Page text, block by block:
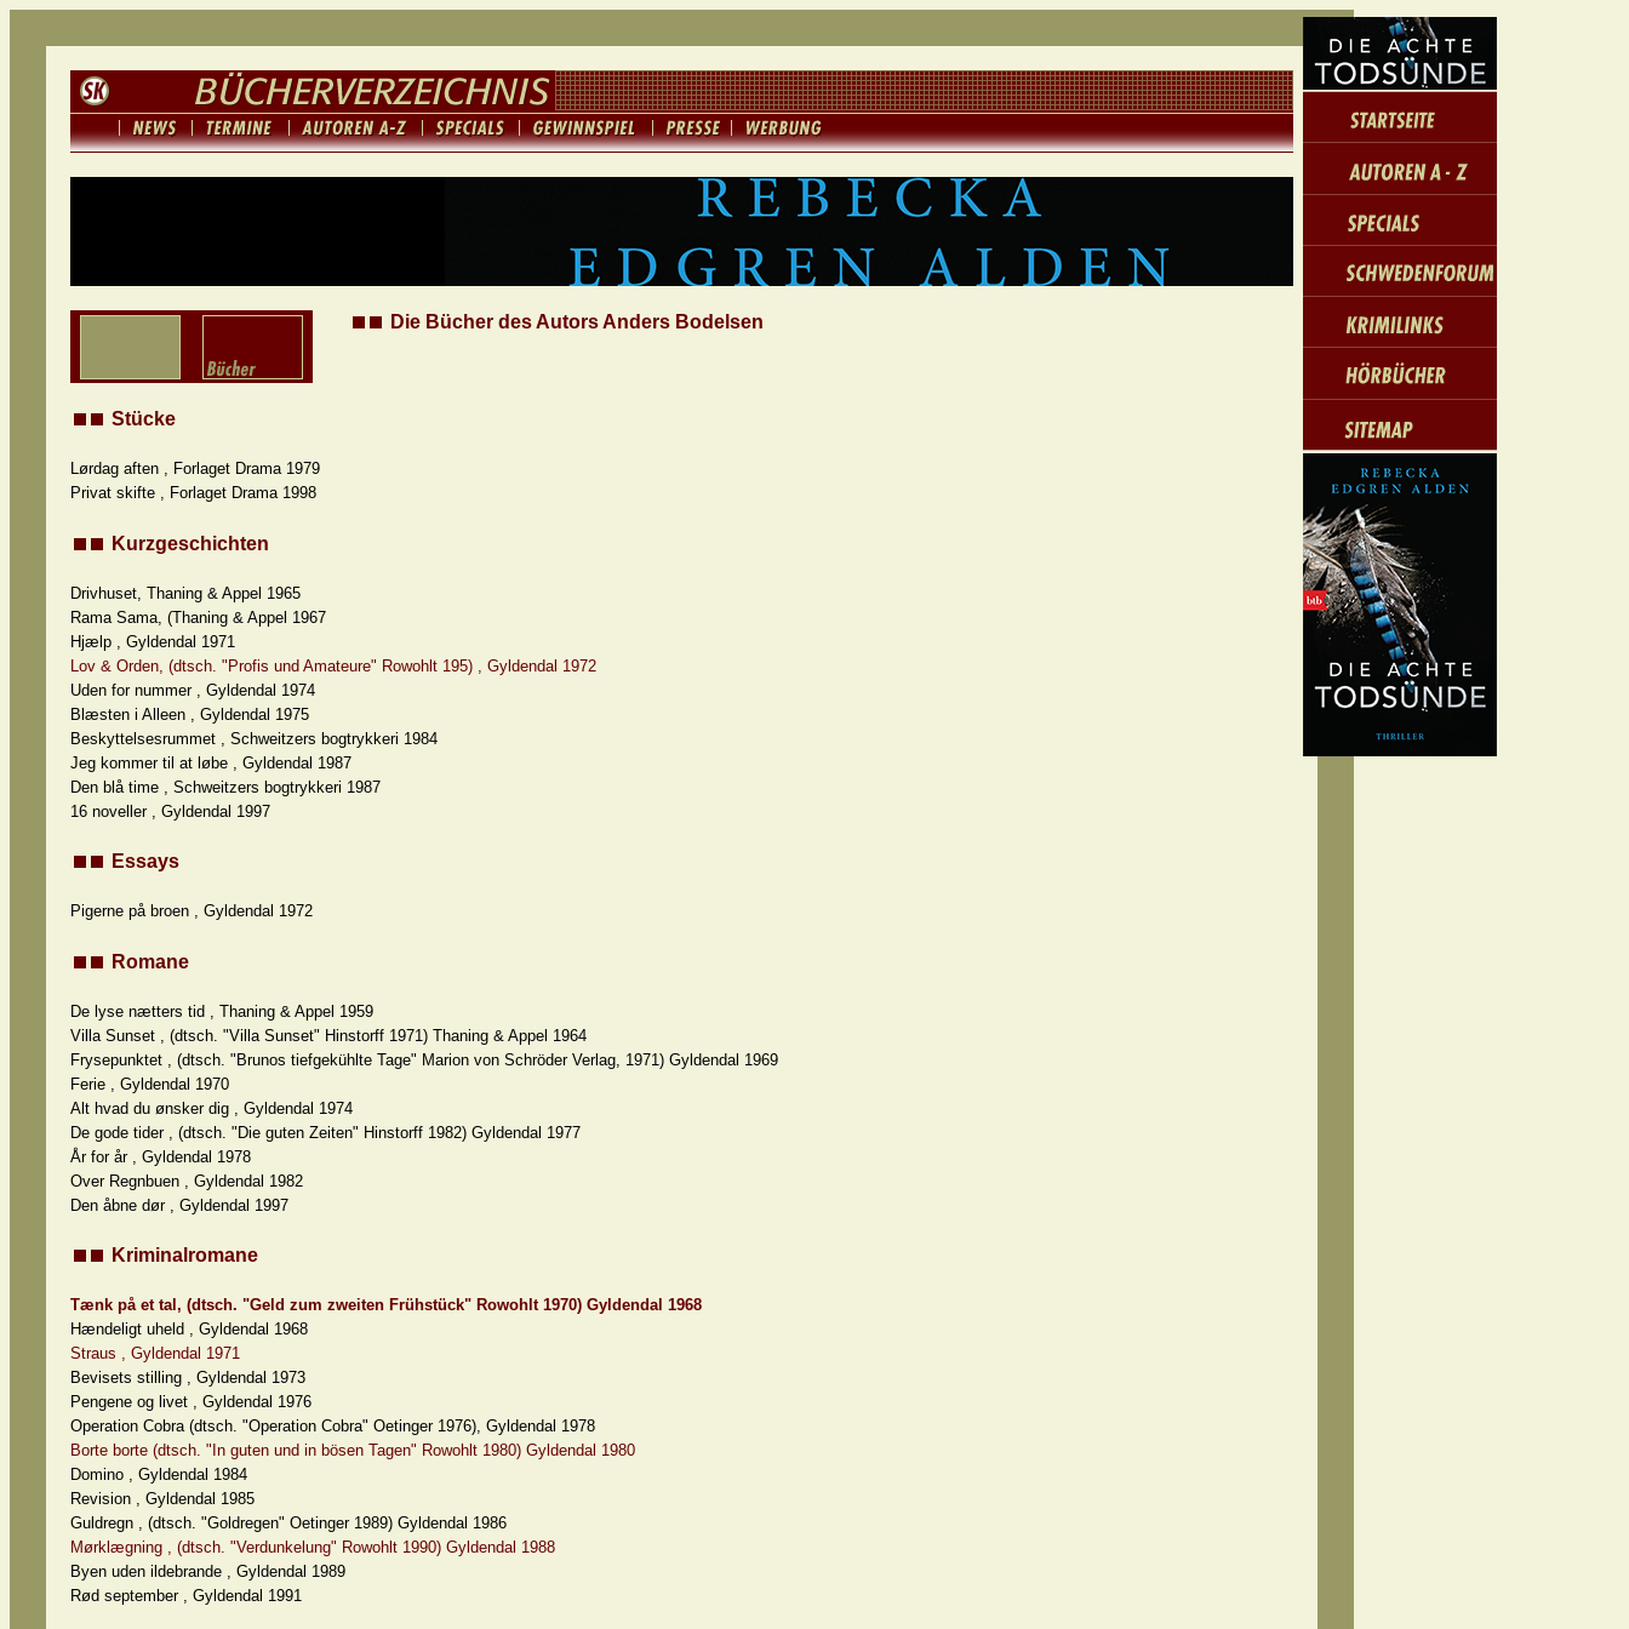
Die Bücher des Autors Anders Bodelsen
Stücke
Lørdag aften , Forlaget Drama 1979
Privat skifte , Forlaget Drama 1998
Kurzgeschichten
Drivhuset, Thaning & Appel 1965
Rama Sama, (Thaning & Appel 1967
Hjælp , Gyldendal 1971
Lov & Orden, (dtsch. "Profis und Amateure" Rowohlt 195) , Gyldendal 1972
Uden for nummer , Gyldendal 1974
Blæsten i Alleen , Gyldendal 1975
Beskyttelsesrummet , Schweitzers bogtrykkeri 1984
Jeg kommer til at løbe , Gyldendal 1987
Den blå time , Schweitzers bogtrykkeri 1987
16 noveller , Gyldendal 1997
Essays
Pigerne på broen , Gyldendal 1972
Romane
De lyse nætters tid , Thaning & Appel 1959
Villa Sunset , (dtsch. "Villa Sunset" Hinstorff 1971) Thaning & Appel 1964
Frysepunktet , (dtsch. "Brunos tiefgekühlte Tage" Marion von Schröder Verlag, 1971) Gyldendal 1969
Ferie , Gyldendal 1970
Alt hvad du ønsker dig , Gyldendal 1974
De gode tider , (dtsch. "Die guten Zeiten" Hinstorff 1982) Gyldendal 1977
År for år , Gyldendal 1978
Over Regnbuen , Gyldendal 1982
Den åbne dør , Gyldendal 1997
Kriminalromane
Tænk på et tal, (dtsch. "Geld zum zweiten Frühstück" Rowohlt 1970) Gyldendal 1968
Hændeligt uheld , Gyldendal 1968
Straus , Gyldendal 1971
Bevisets stilling , Gyldendal 1973
Pengene og livet , Gyldendal 1976
Operation Cobra (dtsch. "Operation Cobra" Oetinger 1976), Gyldendal 1978
Borte borte (dtsch. "In guten und in bösen Tagen" Rowohlt 1980) Gyldendal 1980
Domino , Gyldendal 1984
Revision , Gyldendal 1985
Guldregn , (dtsch. "Goldregen" Oetinger 1989) Gyldendal 1986
Mørklægning , (dtsch. "Verdunkelung" Rowohlt 1990) Gyldendal 1988
Byen uden ildebrande , Gyldendal 1989
Rød september , Gyldendal 1991